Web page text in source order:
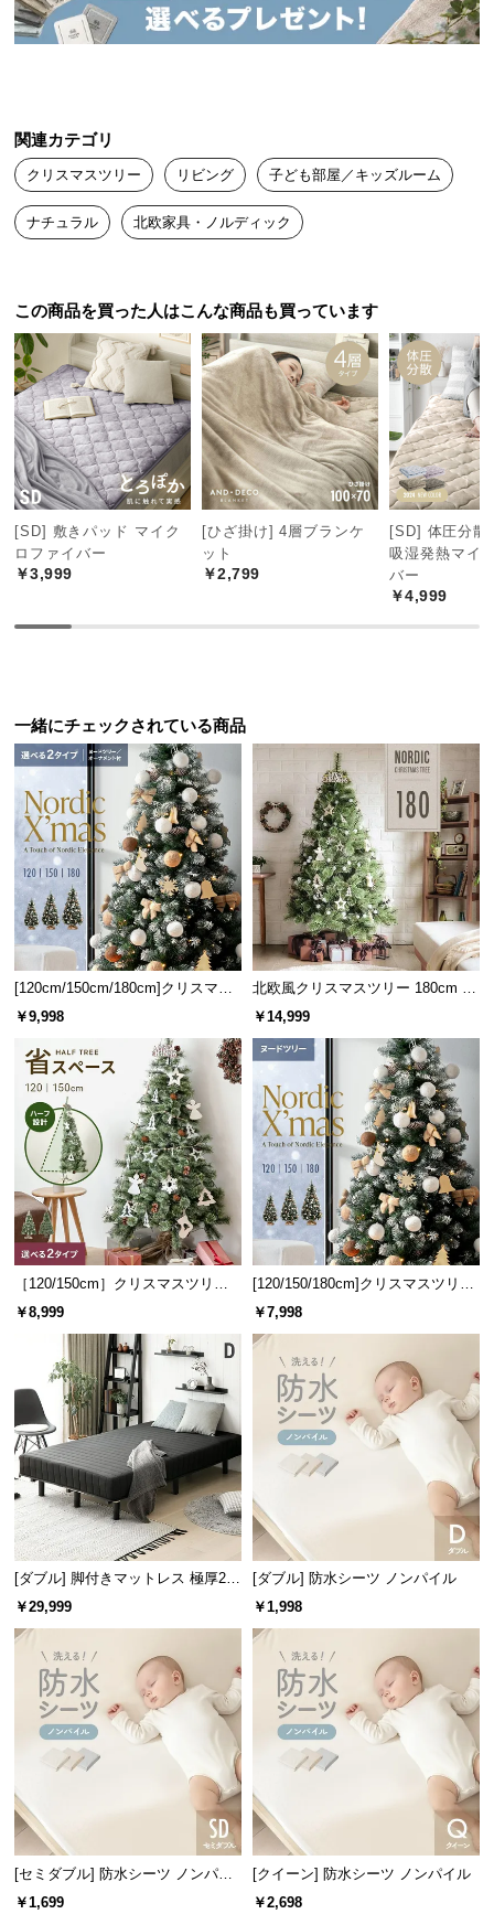
送
料
て
大
型
配
送
に
つ
い
て
中
型
商
品
配
い
て
小
型
商
品
の
配
送
に
つ
て
開
梱
設
置
サ
ー
ビ
ス
に
い
搬
入
経
路
に
つ
い
返
品・
キ
ル
に
つ
い
関連カテゴリ
クリスマスツリー リビング 子ども部屋／キッズルーム
ナチュラル 北欧家具・ノルディック
この商品を買った人はこんな商品も買っています
[SD] 敷きパッド マイク
ロファイバー
￥3,999
[ひざ掛け] 4層ブランケ
ット
￥2,799
[SD] 体圧分散
吸湿発熱マイ
バー
￥4,999
一緒にチェックされている商品
[120cm/150cm/180cm]クリスマス
ツリー オーナメント付
￥9,998
北欧風クリスマスツリー 180cm オ
ーナメントセット
￥14,999
［120/150cm］クリスマスツリー
ハーフ オーナメントセット
￥8,999
[120/150/180cm]クリスマスツリー
ヌードツリー
￥7,998
[ダブル] 脚付きマットレス 極厚20c
m ボンネルコイル
￥29,999
[ダブル] 防水シーツ ノンパイル
￥1,998
[セミダブル] 防水シーツ ノンパイ
ル
￥1,699
[クイーン] 防水シーツ ノンパイル
￥2,698